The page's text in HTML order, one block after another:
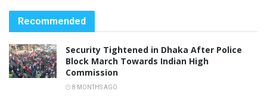
Recommended
Security Tightened in Dhaka After Police
Block March Towards Indian High
Commission
8 MONTHS AGO